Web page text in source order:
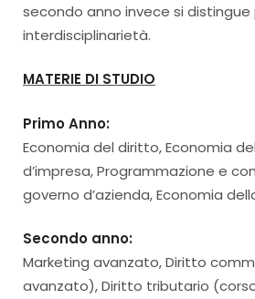
secondo anno invece si
interdisciplinarietà.
MATERIE DI STUDIO
Primo Anno:
Economia del diritto, Economia
d’impresa, Programmazione e
governo d’azienda, Economia
Secondo anno:
Marketing avanzato, Diritto
avanzato), Diritto tributario